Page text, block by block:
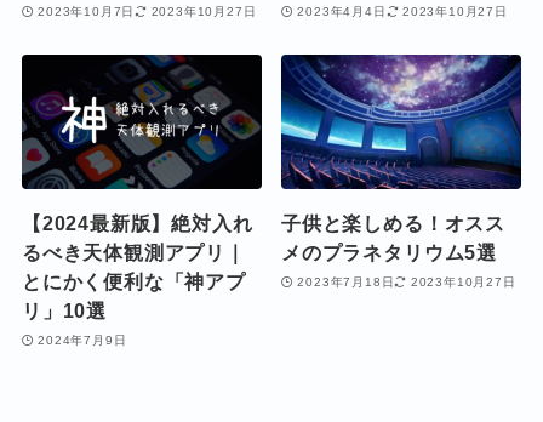
2023年10月7日 2023年10月27日 2023年4月4日 2023年10月27日
【2024最新版】絶対入れ
るべき天体観測アプリ｜
とにかく便利な「神アプ
リ」10選
2024年7月9日
子供と楽しめる！オスス
メのプラネタリウム5選
2023年7月18日 2023年10月27日